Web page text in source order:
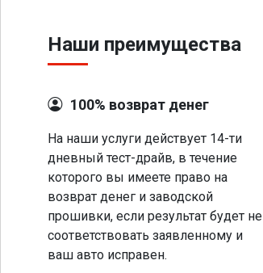
Наши преимущества
100% возврат денег
На наши услуги действует 14-ти
дневный тест-драйв, в течение
которого вы имеете право на
возврат денег и заводской
прошивки, если результат будет не
соответствовать заявленному и
ваш авто исправен.